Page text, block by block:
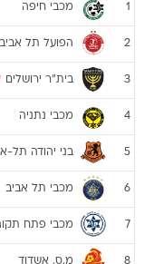
1 מכבי חיפה
2 הפועל תל אביב
3 בית"ר ירושלים
4 מכבי נתניה
5 בני יהודה תל-
6 מכבי תל אביב
7 מכבי פתח
8 מ.ס. אשדוד